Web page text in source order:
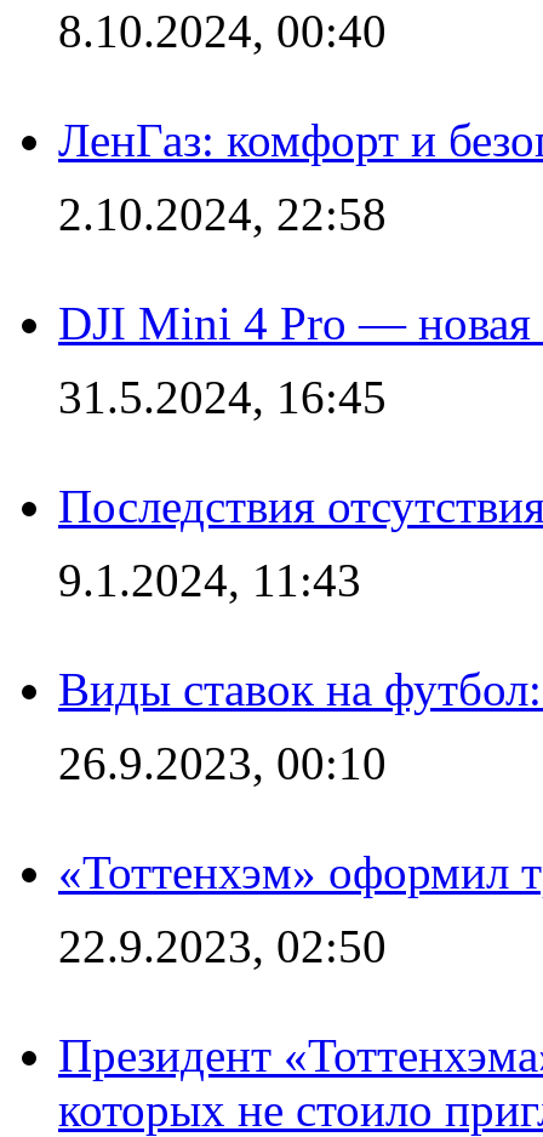
8.10.2024, 00:40
ЛенГаз: комфорт и
2.10.2024, 22:58
DJI Mini 4 Pro — новая
31.5.2024, 16:45
Последствия
9.1.2024, 11:43
Виды ставок на
26.9.2023, 00:10
«Тоттенхэм» оформил
22.9.2023, 02:50
Президент
которых не стоило